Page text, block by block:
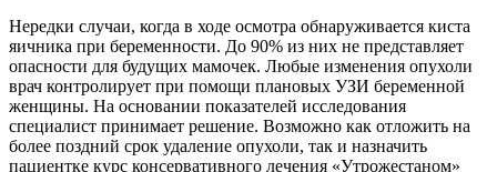
Нередки случаи, когда в ходе осмотра обнаруживается киста
яичника при беременности. До 90% из них не представляет
опасности для будущих мамочек. Любые изменения опухоли
врач контролирует при помощи плановых УЗИ беременной
женщины. На основании показателей исследования
специалист принимает решение. Возможно как отложить на
более поздний срок удаление опухоли, так и назначить
пациентке курс консервативного лечения «Утрожестаном»